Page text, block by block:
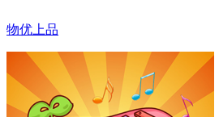
物优上品